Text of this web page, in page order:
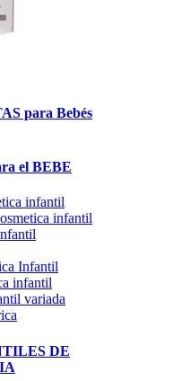
para Bebés
el BEBE
infantil
infantil
Infantil
infantil
variada
DE